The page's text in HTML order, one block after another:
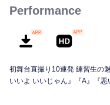
Performance
初舞台直撮り10連発 練習生の
いいよ いいじゃん』『A』『